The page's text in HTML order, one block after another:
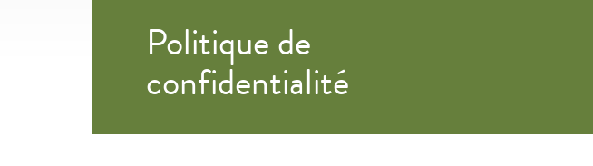
Politique de
confidentialité